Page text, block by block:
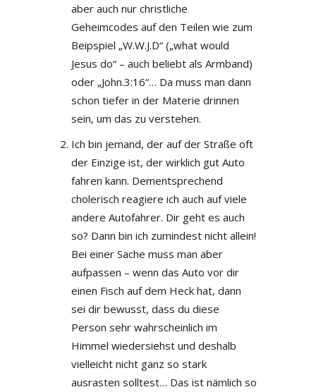
aber auch nur christliche
Geheimcodes auf den Teilen wie zum
Beipspiel „W.W.J.D“ („what would
Jesus do“ – auch beliebt als Armband)
oder „John.3:16“… Da muss man dann
schon tiefer in der Materie drinnen
sein, um das zu verstehen.
Ich bin jemand, der auf der Straße oft
der Einzige ist, der wirklich gut Auto
fahren kann. Dementsprechend
cholerisch reagiere ich auch auf viele
andere Autofahrer. Dir geht es auch
so? Dann bin ich zumindest nicht allein!
Bei einer Sache muss man aber
aufpassen – wenn das Auto vor dir
einen Fisch auf dem Heck hat, dann
sei dir bewusst, dass du diese
Person sehr wahrscheinlich im
Himmel wiedersiehst und deshalb
vielleicht nicht ganz so stark
ausrasten solltest… Das ist nämlich so